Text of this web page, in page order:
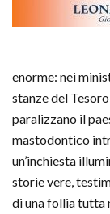
enorme: nei
stanze del
paralizzano il
mastodontico
un’inchiesta
storie vere,
di una follia tutta